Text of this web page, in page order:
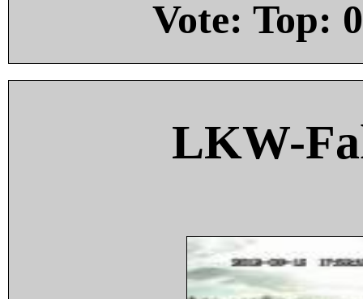
Vote: Top: 0
LKW-